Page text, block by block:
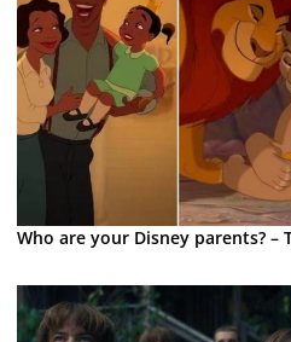
Who are your Disney parents? –